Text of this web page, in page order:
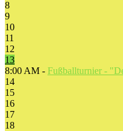
8
9
10
11
12
13
8:00 AM - Fußballturnier -
14
15
16
17
18